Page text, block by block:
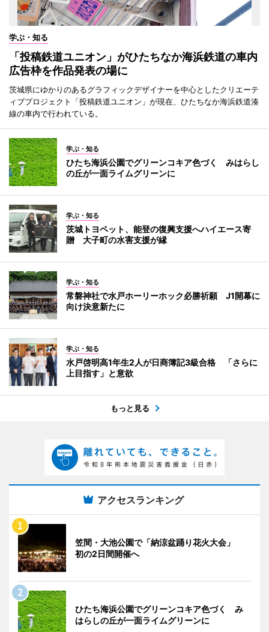
学ぶ・知る
「投稿鉄道ユニオン」がひたちなか海浜鉄道の車内
広告枠を作品発表の場に
茨城県にゆかりのあるグラフィックデザイナーを中心としたクリエーテ
ィブプロジェクト「投稿鉄道ユニオン」が現在、ひたちなか海浜鉄道湊
線の車内で行われている。
学ぶ・知る
ひたち海浜公園でグリーンコキア色づく みはらし
の丘が一面ライムグリーンに
学ぶ・知る
茨城トヨペット、能登の復興支援へハイエース寄
贈 大子町の水害支援が縁
学ぶ・知る
常磐神社で水戸ホーリーホック必勝祈願 J1開幕に
向け決意新たに
学ぶ・知る
水戸啓明高1年生2人が日商簿記3級合格 「さらに
上目指す」と意欲
もっと見る
アクセスランキング
笠間・大池公園で「納涼盆踊り花火大会」
初の2日間開催へ
ひたち海浜公園でグリーンコキア色づく み
はらしの丘が一面ライムグリーンに